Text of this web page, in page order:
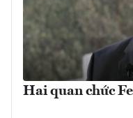
Hai quan chức